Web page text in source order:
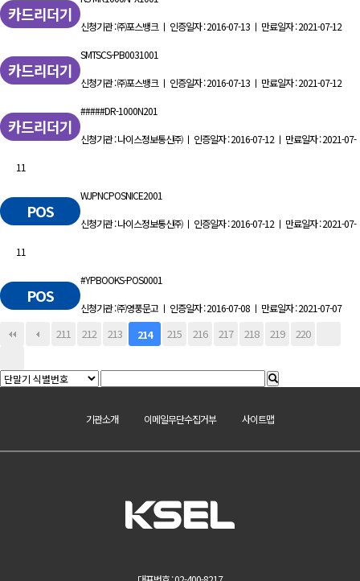
카드리더기
신청기관 : ㈜포스뱅크 ㅣ 인증일자 : 2016-07-13 ㅣ 만료일자 : 2021-07-12
카드리더기
SMTSCS-PB0031001
신청기관 : ㈜포스뱅크 ㅣ 인증일자 : 2016-07-13 ㅣ 만료일자 : 2021-07-12
카드리더기
#####DR-1000N201
신청기관 : 나이스정보통신㈜ ㅣ 인증일자 : 2016-07-12 ㅣ 만료일자 : 2021-07-
11
POS
WJPNCPOSNICE2001
신청기관 : 나이스정보통신㈜ ㅣ 인증일자 : 2016-07-12 ㅣ 만료일자 : 2021-07-
11
POS
#YPBOOKS-POS0001
신청기관 : ㈜영풍문고 ㅣ 인증일자 : 2016-07-08 ㅣ 만료일자 : 2021-07-07
211 212 213 214 215 216 217 218 219 220
기관소개 이메일무단수집거부 사이트맵